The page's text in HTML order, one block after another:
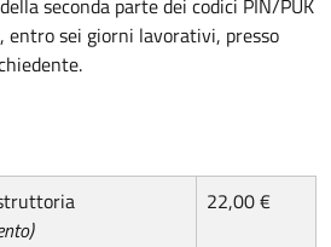
seconda parte dei codici PIN/PUK
entro sei giorni lavorativi, presso
22,00 €